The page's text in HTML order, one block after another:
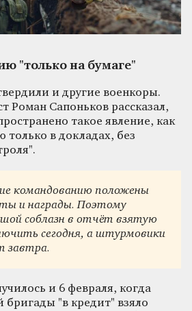
"только на бумаге"
и другие военкоры.
Роман Сапоньков рассказал,
такое явление, как
только в докладах, без
командованию положены
и награды. Поэтому
соблазн в отчёт взятую
сегодня, а штурмовики
завтра.
и 6 февраля, когда
бригады "в кредит" взяло